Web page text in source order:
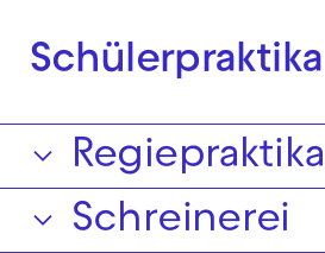
Schülerpraktika
Schreinerei